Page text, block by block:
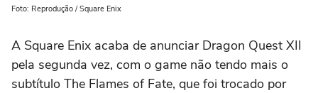
Foto: Reprodução / Square Enix
A Square Enix acaba de anunciar Dragon Quest XII
pela segunda vez, com o game não tendo mais o
subtítulo The Flames of Fate, que foi trocado por